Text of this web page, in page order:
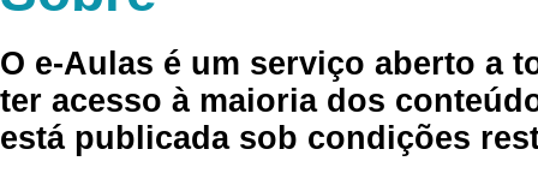
O e-Aulas é um serviço aberto a
ter acesso à maioria dos
está publicada sob condições